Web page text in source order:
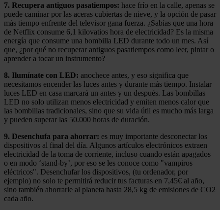
7. Recupera antiguos pasatiempos: hace frío en la calle, apenas se
puede caminar por las aceras cubiertas de nieve, y la opción de pasar
más tiempo enfrente del televisor gana fuerza. ¿Sabías que una hora
de Netflix consume 6,1 kilovatios hora de electricidad? Es la misma
energía que consume una bombilla LED durante todo un mes. Así
que, ¿por qué no recuperar antiguos pasatiempos como leer, pintar o
aprender a tocar un instrumento?
8. Ilumínate con LED: anochece antes, y eso significa que
necesitamos encender las luces antes y durante más tiempo. Instalar
luces LED en casa marcará un antes y un después. Las bombillas
LED no solo utilizan menos electricidad y emiten menos calor que
las bombillas tradicionales, sino que su vida útil es mucho más larga
y pueden superar las 50.000 horas de duración.
9. Desenchufa para ahorrar: es muy importante desconectar los
dispositivos al final del día. Algunos artículos electrónicos extraen
electricidad de la toma de corriente, incluso cuando están apagados
o en modo ‘stand-by’, por eso se les conoce como "vampiros
eléctricos". Desenchufar los dispositivos, (tu ordenador, por
ejemplo) no solo te permitirá reducir tus facturas en 7,45€ al año,
sino también ahorrarle al planeta hasta 28,5 kg de emisiones de CO2
cada año.